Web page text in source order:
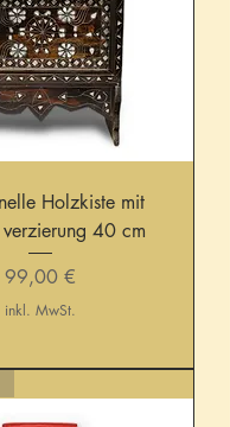
Holzkiste mit
verzierung 40 cm
Preis
99,00 €
inkl. MwSt.